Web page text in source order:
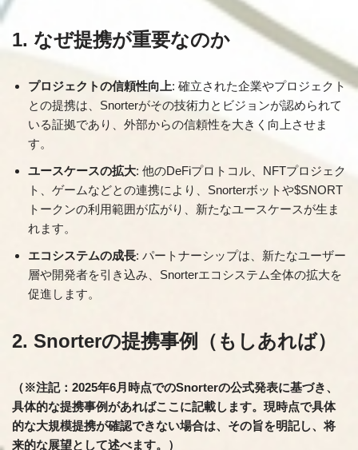
1. なぜ提携が重要なのか
プロジェクトの信頼性向上: 確立された企業やプロジェクト
との提携は、Snorterがその技術力とビジョンが認められて
いる証拠であり、外部からの信頼性を大きく向上させま
す。
ユースケースの拡大: 他のDeFiプロトコル、NFTプロジェク
ト、ゲームなどとの連携により、Snorterボットや$SNORT
トークンの利用範囲が広がり、新たなユースケースが生ま
れます。
エコシステムの成長: パートナーシップは、新たなユーザー
層や開発者を引き込み、Snorterエコシステム全体の拡大を
促進します。
2. Snorterの提携事例（もしあれば）
（※注記：2025年6月時点でのSnorterの公式発表に基づき、
具体的な提携事例があればここに記載します。現時点で具体
的な大規模提携が確認できない場合は、その旨を明記し、将
来的な展望として述べます。）